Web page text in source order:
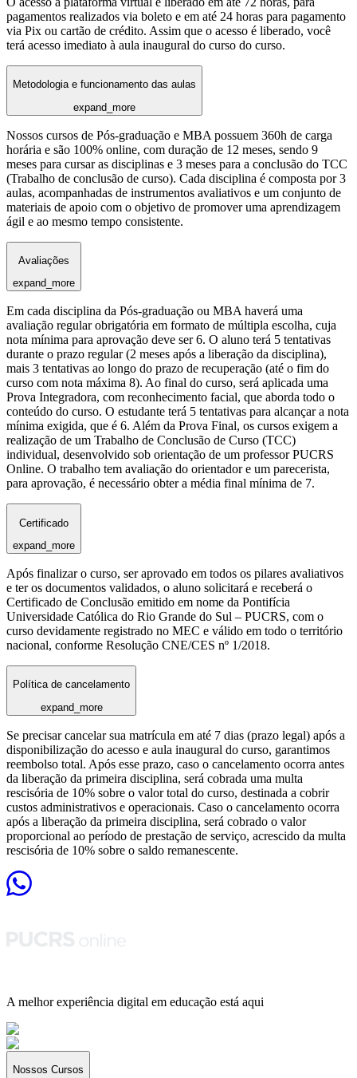
pagamentos realizados via boleto e em até 24 horas para pagamento
via Pix ou cartão de crédito. Assim que o acesso é liberado, você
terá acesso imediato à aula inaugural do curso do curso.
Metodologia e funcionamento das aulas
expand_more
Nossos cursos de Pós-graduação e MBA possuem 360h de carga
horária e são 100% online, com duração de 12 meses, sendo 9
meses para cursar as disciplinas e 3 meses para a conclusão do TCC
(Trabalho de conclusão de curso). Cada disciplina é composta por 3
aulas, acompanhadas de instrumentos avaliativos e um conjunto de
materiais de apoio com o objetivo de promover uma aprendizagem
ágil e ao mesmo tempo consistente.
Avaliações
expand_more
Em cada disciplina da Pós-graduação ou MBA haverá uma
avaliação regular obrigatória em formato de múltipla escolha, cuja
nota mínima para aprovação deve ser 6. O aluno terá 5 tentativas
durante o prazo regular (2 meses após a liberação da disciplina),
mais 3 tentativas ao longo do prazo de recuperação (até o fim do
curso com nota máxima 8). Ao final do curso, será aplicada uma
Prova Integradora, com reconhecimento facial, que aborda todo o
conteúdo do curso. O estudante terá 5 tentativas para alcançar a nota
mínima exigida, que é 6. Além da Prova Final, os cursos exigem a
realização de um Trabalho de Conclusão de Curso (TCC)
individual, desenvolvido sob orientação de um professor PUCRS
Online. O trabalho tem avaliação do orientador e um parecerista,
para aprovação, é necessário obter a média final mínima de 7.
Certificado
expand_more
Após finalizar o curso, ser aprovado em todos os pilares avaliativos
e ter os documentos validados, o aluno solicitará e receberá o
Certificado de Conclusão emitido em nome da Pontifícia
Universidade Católica do Rio Grande do Sul – PUCRS, com o
curso devidamente registrado no MEC e válido em todo o território
nacional, conforme Resolução CNE/CES nº 1/2018.
Política de cancelamento
expand_more
Se precisar cancelar sua matrícula em até 7 dias (prazo legal) após a
disponibilização do acesso e aula inaugural do curso, garantimos
reembolso total. Após esse prazo, caso o cancelamento ocorra antes
da liberação da primeira disciplina, será cobrada uma multa
rescisória de 10% sobre o valor total do curso, destinada a cobrir
custos administrativos e operacionais. Caso o cancelamento ocorra
após a liberação da primeira disciplina, será cobrado o valor
proporcional ao período de prestação de serviço, acrescido da multa
rescisória de 10% sobre o saldo remanescente.
A melhor experiência digital em educação está aqui
Nossos Cursos